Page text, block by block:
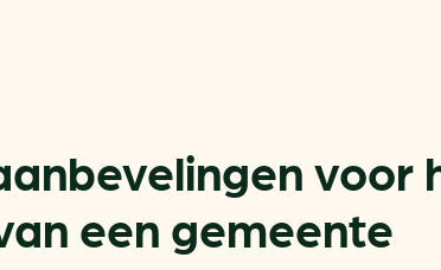
voor
een gemeente